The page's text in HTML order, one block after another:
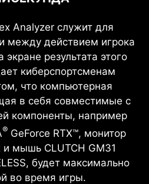
Analyzer служит для
между действием игрока
результата этого
киберспортсменам
что компьютерная
в себя совместимые с
компоненты, например
®GeForce RTX™, монитор
и мышь CLUTCH GM31
будет максимально
во время игры.